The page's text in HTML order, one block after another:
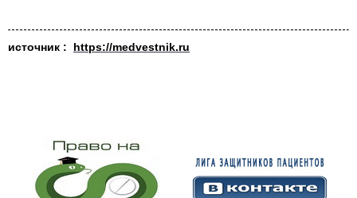
источник : https://medvestnik.ru